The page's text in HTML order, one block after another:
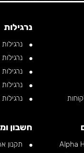
נרגילות
חשבון
תקנון